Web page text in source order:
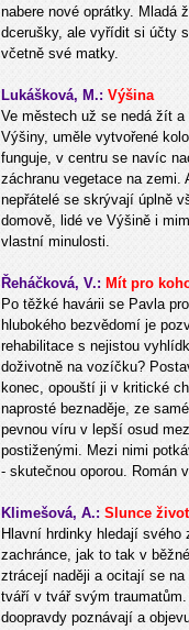
nabere nové oprátky. Mladá
dcerušky, ale vyřídit si účty
včetně své matky.
Lukášková, M.: Výšina
Ve městech už se nedá žít
Výšiny, uměle vytvořené
funguje, v centru se navíc
záchranu vegetace na
nepřátelé se skrývají úplně
domově, lidé ve Výšině i
vlastní minulosti.
Řeháčková, V.: Mít pro
Po těžké havárii se Pavla
hlubokého bezvědomí je
rehabilitace s nejistou
doživotně na vozíčku?
konec, opouští ji v kritické
naprosté beznaděje, ze
pevnou víru v lepší osud
postiženými. Mezi nimi
- skutečnou oporou. Román
Klimešová, A.: Slunce
Hlavní hrdinky hledají svého
zachránce, jak to tak v
ztrácejí naději a ocitají se
tváří v tvář svým
doopravdy poznávají a